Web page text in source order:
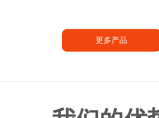
更多产品